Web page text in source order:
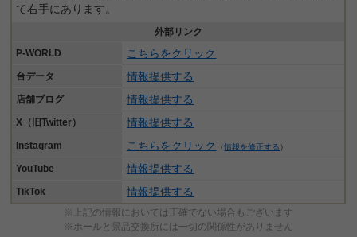
て右手にあります。
外部リンク
P-WORLD
こちらをクリック
台データ 情報提供する
店舗ブログ 情報提供する
X（旧Twitter） 情報提供する
Instagram こちらをクリック （情報を修正する ）
YouTube 情報提供する
TikTok 情報提供する
※上記の情報においては正確でない場合もございます
※ホールと景品交換所には一切の関係性がありません